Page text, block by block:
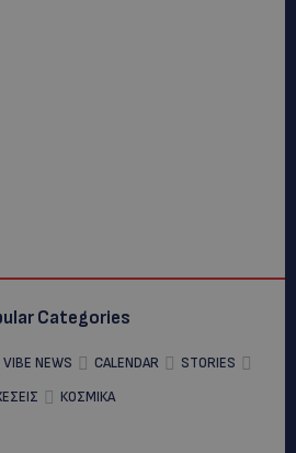
Categories
VIBE NEWS CALENDAR
STORIES
ΚΟΣΜΙΚΑ